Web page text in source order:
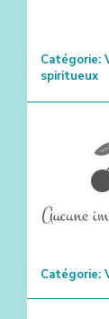
Catégorie:
spiritueux
Catégorie: